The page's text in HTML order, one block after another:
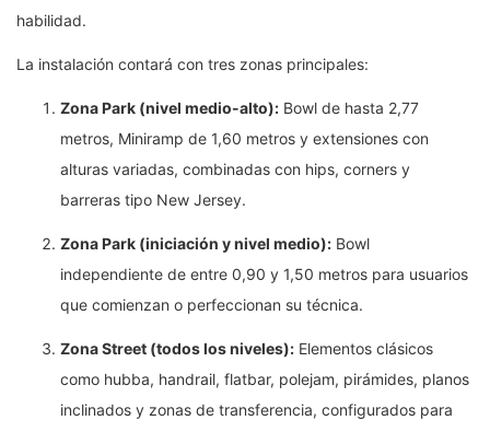
habilidad.
La instalación contará con tres zonas principales:
Zona Park (nivel medio-alto): Bowl de hasta 2,77
metros, Miniramp de 1,60 metros y extensiones con
alturas variadas, combinadas con hips, corners y
barreras tipo New Jersey.
Zona Park (iniciación y nivel medio): Bowl
independiente de entre 0,90 y 1,50 metros para usuarios
que comienzan o perfeccionan su técnica.
Zona Street (todos los niveles): Elementos clásicos
como hubba, handrail, flatbar, polejam, pirámides, planos
inclinados y zonas de transferencia, configurados para